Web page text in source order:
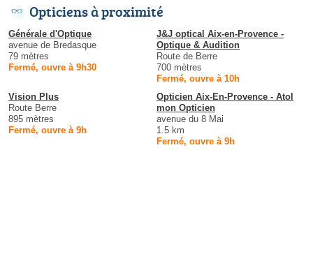
Opticiens à proximité
Générale d'Optique
avenue de Bredasque
79 mètres
Fermé, ouvre à 9h30
J&J optical Aix-en-Provence -
Optique & Audition
Route de Berre
700 mètres
Fermé, ouvre à 10h
Vision Plus
Route Berre
895 mètres
Fermé, ouvre à 9h
Opticien Aix-En-Provence - Atol
mon Opticien
avenue du 8 Mai
1.5 km
Fermé, ouvre à 9h